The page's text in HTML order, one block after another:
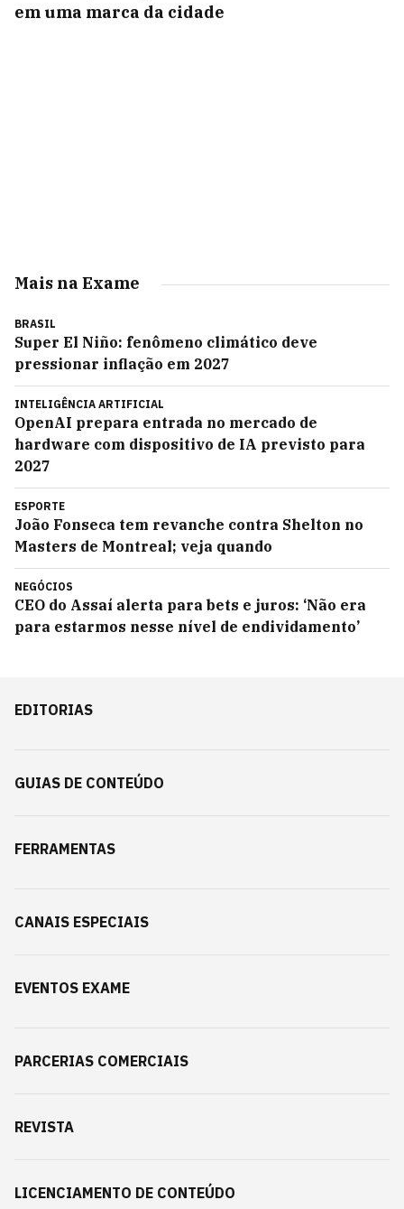
em uma marca da cidade
Mais na Exame
BRASIL
Super El Niño: fenômeno climático deve
pressionar inflação em 2027
INTELIGÊNCIA ARTIFICIAL
OpenAI prepara entrada no mercado de
hardware com dispositivo de IA previsto para
2027
ESPORTE
João Fonseca tem revanche contra Shelton no
Masters de Montreal; veja quando
NEGÓCIOS
CEO do Assaí alerta para bets e juros: ‘Não era
para estarmos nesse nível de endividamento’
EDITORIAS
GUIAS DE CONTEÚDO
FERRAMENTAS
CANAIS ESPECIAIS
EVENTOS EXAME
PARCERIAS COMERCIAIS
REVISTA
LICENCIAMENTO DE CONTEÚDO